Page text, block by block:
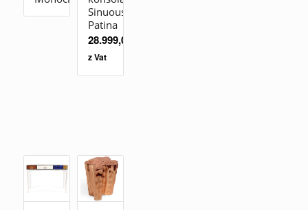
Sinuous
Patina
28.999,00
z Vat